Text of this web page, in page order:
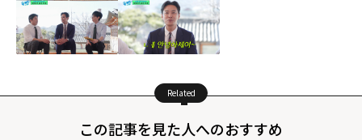
Related
この記事を見た人へのおすすめ